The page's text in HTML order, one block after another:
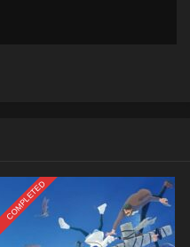
COMPLETED